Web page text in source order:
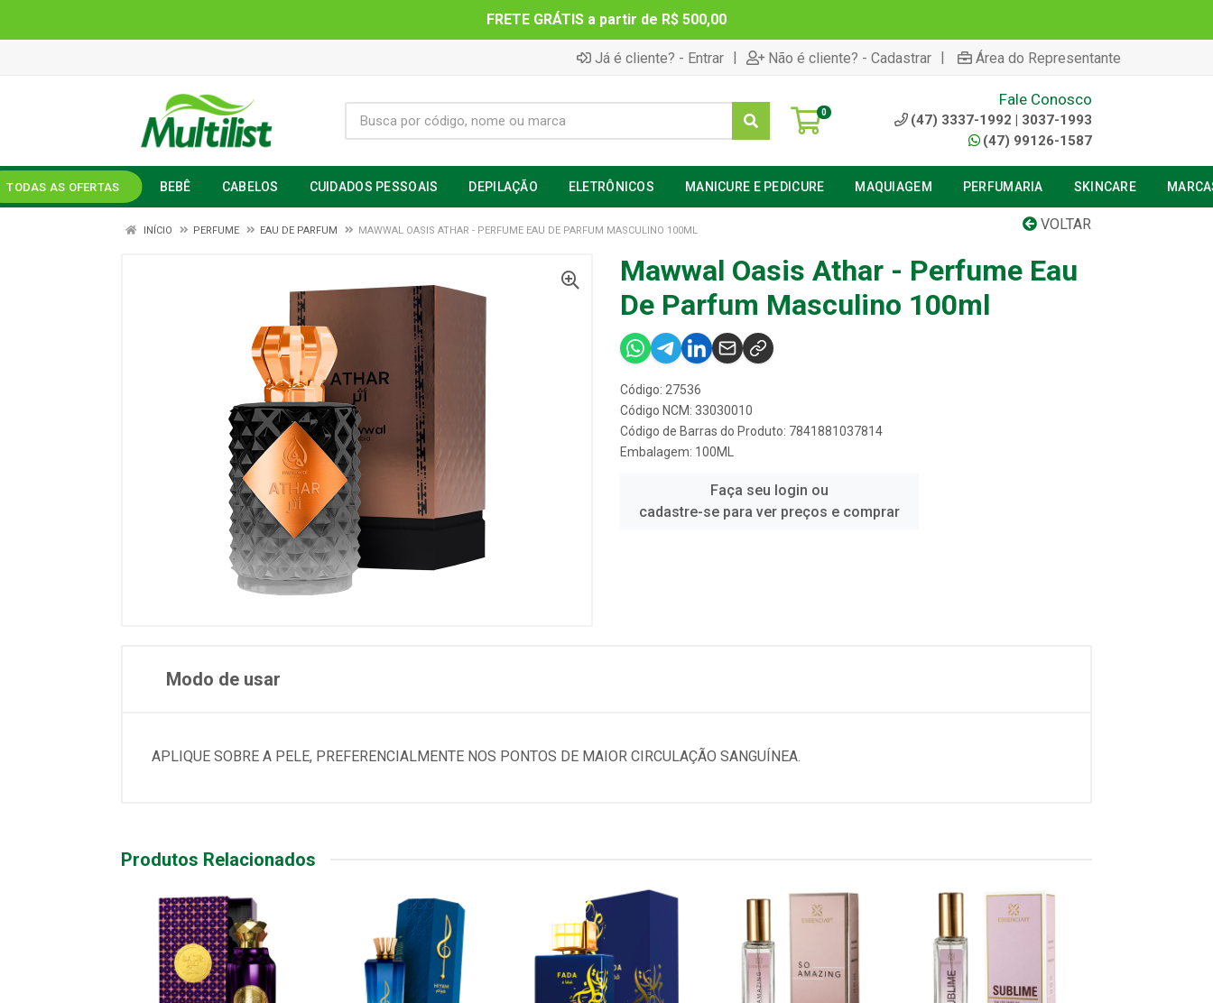
FRETE GRÁTIS a partir de R$ 500,00
Já é cliente? - Entrar | Não é cliente? - Cadastrar | Área do Representante
0
Fale Conosco
(47) 3337-1992 | 3037-1993
(47) 99126-1587
TODAS AS OFERTAS BEBÊ CABELOS CUIDADOS PESSOAIS DEPILAÇÃO ELETRÔNICOS MANICURE E PEDICURE MAQUIAGEM PERFUMARIA SKINCARE
VOLTAR
INÍCIO PERFUME EAU DE PARFUM MAWWAL OASIS ATHAR - PERFUME EAU DE PARFUM MASCULINO 100ML
Mawwal Oasis Athar - Perfume Eau
De Parfum Masculino 100ml
Código: 27536
Código NCM: 33030010
Código de Barras do Produto: 7841881037814
Embalagem: 100ML
Faça seu login ou
cadastre-se para ver preços e comprar
Modo de usar
APLIQUE SOBRE A PELE, PREFERENCIALMENTE NOS PONTOS DE MAIOR CIRCULAÇÃO SANGUÍNEA.
Produtos Relacionados